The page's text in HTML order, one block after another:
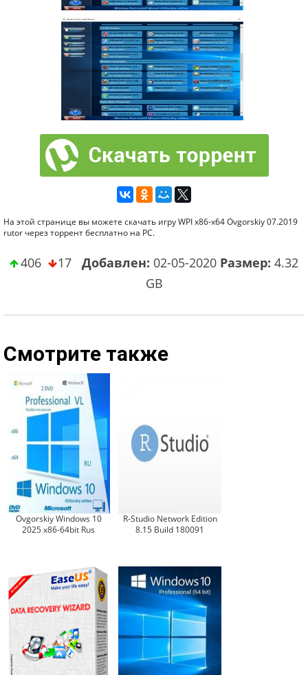
На этой странице вы можете скачать игру WPI x86-x64 Ovgorskiy 07.2019
rutor через торрент бесплатно на PC.
406 17 Добавлен: 02-05-2020 Размер: 4.32
GB
Смотрите также
Ovgorskiy Windows 10
2025 x86-64bit Rus
R-Studio Network Edition
8.15 Build 180091